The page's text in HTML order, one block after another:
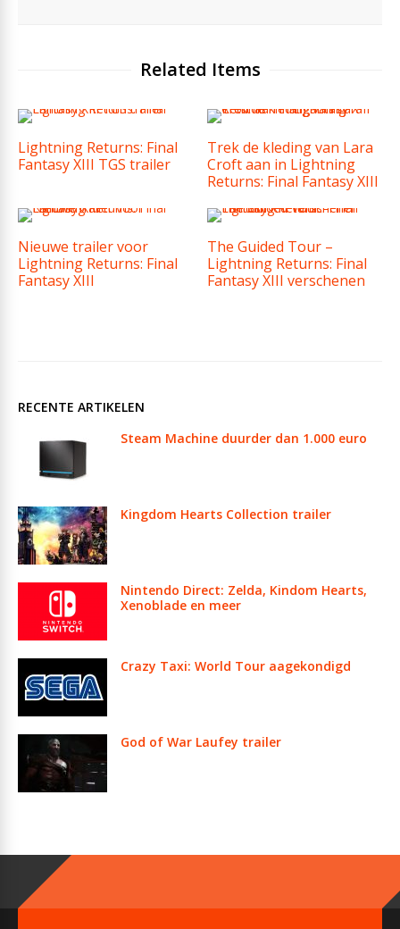
Related Items
Lightning Returns: Final
Fantasy XIII TGS trailer
Trek de kleding van Lara
Croft aan in Lightning
Returns: Final Fantasy XIII
Nieuwe trailer voor
Lightning Returns: Final
Fantasy XIII
The Guided Tour –
Lightning Returns: Final
Fantasy XIII verschenen
RECENTE ARTIKELEN
Steam Machine duurder dan 1.000 euro
Kingdom Hearts Collection trailer
Nintendo Direct: Zelda, Kindom Hearts,
Xenoblade en meer
Crazy Taxi: World Tour aagekondigd
God of War Laufey trailer